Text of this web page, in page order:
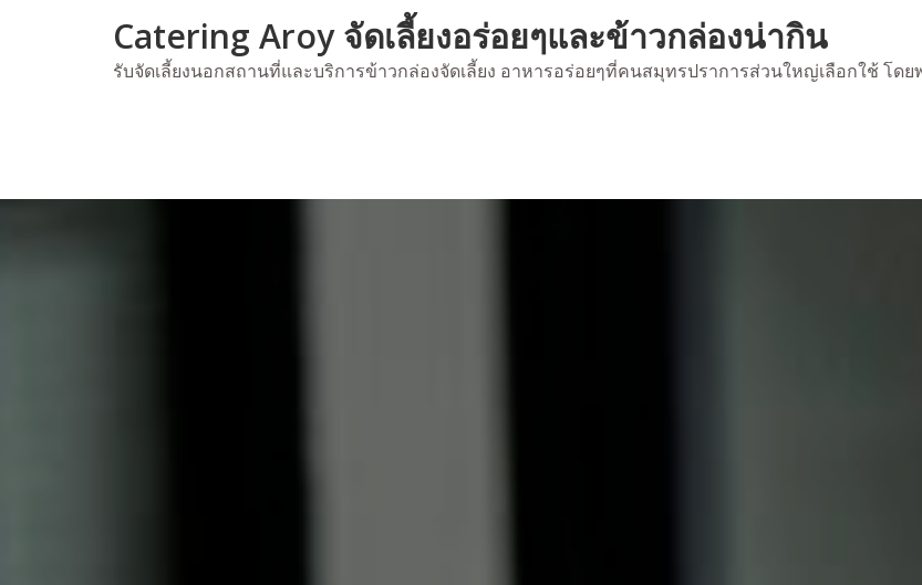
Catering Aroy จัดเลี้ยงอร่อยๆและข้าวกล่องน่ากิน
รับจัดเลี้ยงนอกสถานที่และบริการข้าวกล่องจัดเลี้ยง อาหารอร่อยๆที่คนสมุทรปราการส่วนใหญ่เลือกใช้ โด